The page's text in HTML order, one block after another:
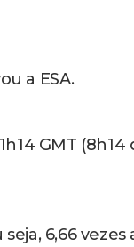
a ESA.
GMT (8h14
6,66 vezes